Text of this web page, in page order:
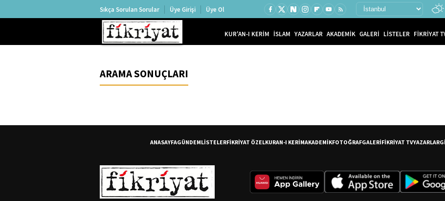
Sıkça Sorulan Sorular Üye Girişi Üye Ol
KUR'AN-I KERİM İSLAM YAZARLAR AKADEMİK GALERİ LİSTELER FİKRİYAT
ARAMA SONUÇLARI
ANASAYFAGÜNDEMLİSTELERFİKRİYAT ÖZELKURAN-I KERİMAKADEMİKFOTOĞRAFGALERİFİKRİYAT TVYAZARLAR